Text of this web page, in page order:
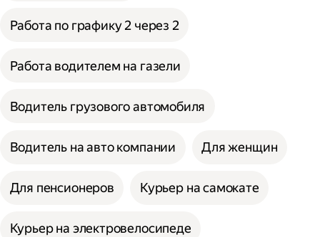
Работа по графику 2 через 2
Работа водителем на газели
Водитель грузового автомобиля
Водитель на авто компании Для женщин
Для пенсионеров Курьер на самокате
Курьер на электровелосипеде